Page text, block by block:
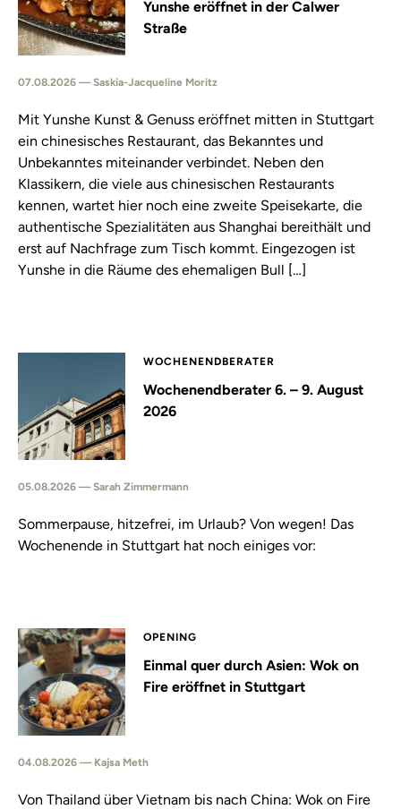
Yunshe eröffnet in der Calwer
Straße
07.08.2026 — Saskia-Jacqueline Moritz
Mit Yunshe Kunst & Genuss eröffnet mitten in Stuttgart
ein chinesisches Restaurant, das Bekanntes und
Unbekanntes miteinander verbindet. Neben den
Klassikern, die viele aus chinesischen Restaurants
kennen, wartet hier noch eine zweite Speisekarte, die
authentische Spezialitäten aus Shanghai bereithält und
erst auf Nachfrage zum Tisch kommt. Eingezogen ist
Yunshe in die Räume des ehemaligen Bull […]
WOCHENENDBERATER
Wochenendberater 6. – 9. August
2026
05.08.2026 — Sarah Zimmermann
Sommerpause, hitzefrei, im Urlaub? Von wegen! Das
Wochenende in Stuttgart hat noch einiges vor:
OPENING
Einmal quer durch Asien: Wok on
Fire eröffnet in Stuttgart
04.08.2026 — Kajsa Meth
Von Thailand über Vietnam bis nach China: Wok on Fire